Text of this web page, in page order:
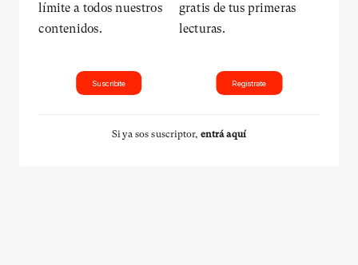
límite a todos nuestros
contenidos.
Suscribite
gratis de tus primeras
lecturas.
Registrate
Si ya sos suscriptor, entrá aquí